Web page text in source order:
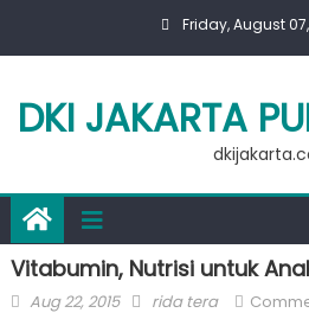
Friday, August
DKI JAKARTA
Vitabumin, Nutrisi untuk
Posted
Aug 22, 2015 Author
rida tera